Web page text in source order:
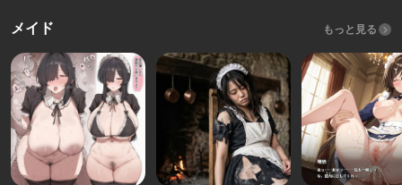
メイド もっと見る